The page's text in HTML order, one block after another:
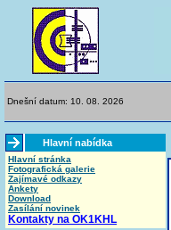
Dnešní datum: 10. 08. 2026
Hlavní nabídka
Hlavní stránka
Fotografická galerie
Zajímavé odkazy
Ankety
Download
Zasílání novinek
Kontakty na OK1KHL